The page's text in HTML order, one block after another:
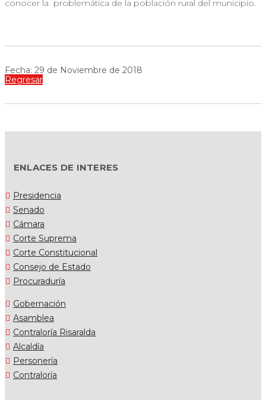
conocer la problemática de la población rural del municipio.
Fecha: 29 de Noviembre de 2018
Regresar
ENLACES DE INTERES
Presidencia
Senado
Cámara
Corte Suprema
Corte Constitucional
Consejo de Estado
Procuraduría
Gobernación
Asamblea
Contraloría Risaralda
Alcaldía
Personería
Contraloría